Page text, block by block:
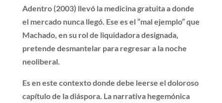
Adentro (2003) llevó la medicina gratuita a donde
el mercado nunca llegó. Ese es el “mal ejemplo” que
Machado, en su rol de liquidadora designada,
pretende desmantelar para regresar a la noche
neoliberal.
Es en este contexto donde debe leerse el doloroso
capítulo de la diáspora. La narrativa hegemónica